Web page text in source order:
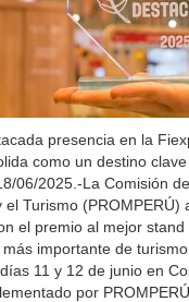
presencia en la
como un destino
06/2025.-La Comisión
el Turismo (PROMPERÚ)
el premio al mejor
importante de
11 y 12 de junio en
por